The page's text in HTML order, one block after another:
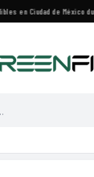
en Ciudad de México